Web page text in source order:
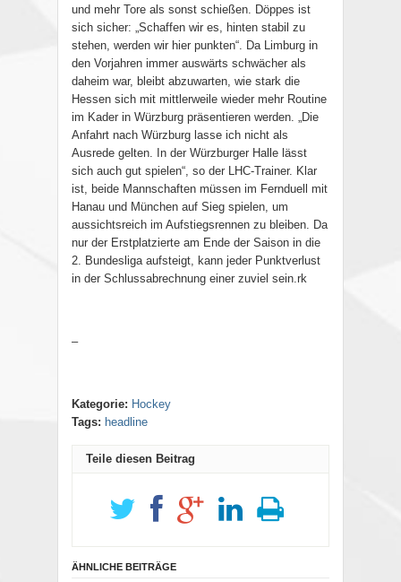
und mehr Tore als sonst schießen. Döppes ist
sich sicher: „Schaffen wir es, hinten stabil zu
stehen, werden wir hier punkten“. Da Limburg in
den Vorjahren immer auswärts schwächer als
daheim war, bleibt abzuwarten, wie stark die
Hessen sich mit mittlerweile wieder mehr Routine
im Kader in Würzburg präsentieren werden. „Die
Anfahrt nach Würzburg lasse ich nicht als
Ausrede gelten. In der Würzburger Halle lässt
sich auch gut spielen“, so der LHC-Trainer. Klar
ist, beide Mannschaften müssen im Fernduell mit
Hanau und München auf Sieg spielen, um
aussichtsreich im Aufstiegsrennen zu bleiben. Da
nur der Erstplatzierte am Ende der Saison in die
2. Bundesliga aufsteigt, kann jeder Punktverlust
in der Schlussabrechnung einer zuviel sein.rk
–
Kategorie: Hockey
Tags: headline
Teile diesen Beitrag
ÄHNLICHE BEITRÄGE